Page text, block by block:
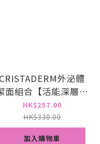
CRISTADERM外泌體
面組合【活能深層卸
妝棉片五片x積雪草外
泌體舒緩柔膚水
150ml】
HK$257.00
HK$330.00
加入購物車